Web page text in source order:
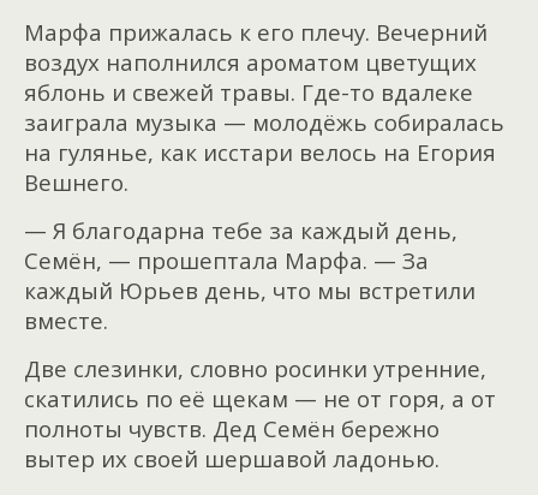
Марфа прижалась к его плечу. Вечерний
воздух наполнился ароматом цветущих
яблонь и свежей травы. Где-то вдалеке
заиграла музыка — молодёжь собиралась
на гулянье, как исстари велось на Егория
Вешнего.
— Я благодарна тебе за каждый день,
Семён, — прошептала Марфа. — За
каждый Юрьев день, что мы встретили
вместе.
Две слезинки, словно росинки утренние,
скатились по её щекам — не от горя, а от
полноты чувств. Дед Семён бережно
вытер их своей шершавой ладонью.